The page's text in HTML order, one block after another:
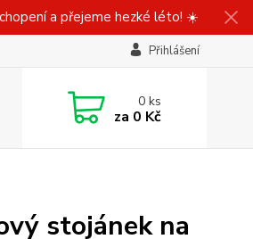
a přejeme hezké léto! ☀️
Přihlášení
0ks
za 0 Kč
stojánek na